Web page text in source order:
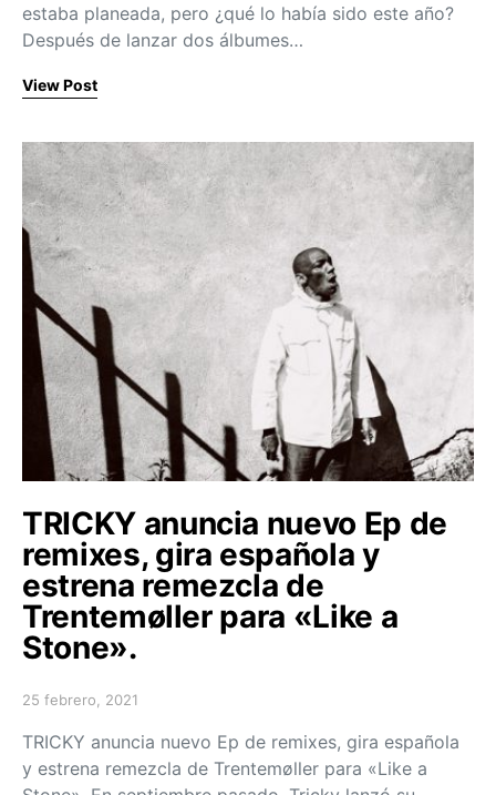
estaba planeada, pero ¿qué lo había sido este año?
Después de lanzar dos álbumes…
View Post
TRICKY anuncia nuevo Ep de
remixes, gira española y
estrena remezcla de
Trentemøller para «Like a
Stone».
Posted on
25 febrero, 2021
TRICKY anuncia nuevo Ep de remixes, gira española
y estrena remezcla de Trentemøller para «Like a